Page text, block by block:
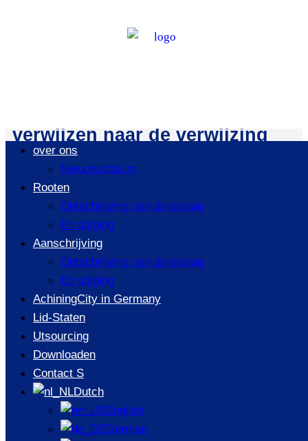
over ons
Nieuuwsdatum
Rooten
Ontschrijving van de opslag
En stijging
Aanschrijving
Ontschrijving van de opslag
En stijging
AchiningCity in Germany
Lid-Staten
Utsourcing
Downloaden
Contact S
Dutch
English
German
Rooten
verwijzen naar de verwijzing
naar de
Ontschrijving van de opslag
En stijging